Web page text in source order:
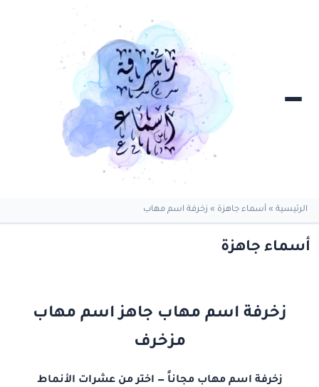
الرئيسية » أسماء جاهزة » زخرفة اسم مهاب
أسماء جاهزة
زخرفة اسم مهاب جاهز اسم مهاب
مزخرف
زخرفة اسم مهاب مجاناً — اختر من عشرات الأنماط